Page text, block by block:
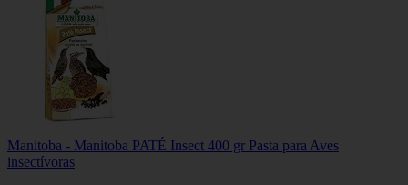
Manitoba - Manitoba PATÉ Insect 400 gr Pasta para Aves
insectívoras